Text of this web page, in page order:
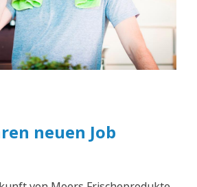
neuen Job